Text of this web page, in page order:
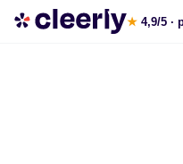
Réduire vos impôts avec
★ 4,9/5 ·